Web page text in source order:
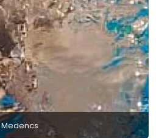
Medencs